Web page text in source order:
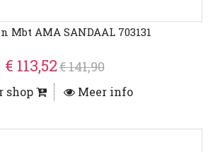
Mbt AMA SANDAAL 703131
€ 113,52€ 141,90
shop Meer info